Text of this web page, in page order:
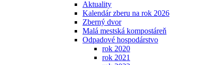
Aktuality
Kalendár zberu na rok 2026
Zberný dvor
Malá mestská kompostáreň
Odpadové hospodárstvo
rok 2020
rok 2021